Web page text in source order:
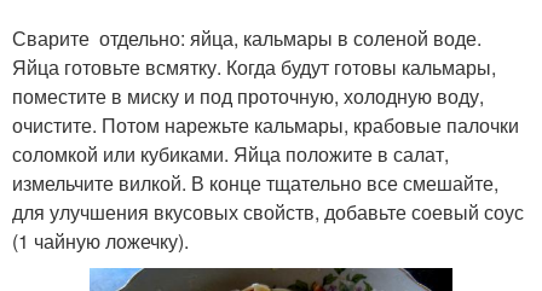
Сварите отдельно: яйца, кальмары в соленой воде.
Яйца готовьте всмятку. Когда будут готовы кальмары,
поместите в миску и под проточную, холодную воду,
очистите. Потом нарежьте кальмары, крабовые палочки
соломкой или кубиками. Яйца положите в салат,
измельчите вилкой. В конце тщательно все смешайте,
для улучшения вкусовых свойств, добавьте соевый соус
(1 чайную ложечку).